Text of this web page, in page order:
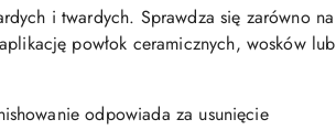
i twardych. Sprawdza się zarówno na
powłok ceramicznych, wosków lub
odpowiada za usunięcie